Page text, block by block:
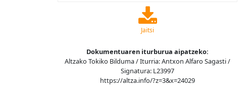
Jaitsi
Dokumentuaren iturburua aipatzeko:
Altzako Tokiko Bilduma / Iturria: Antxon Alfaro Sagasti /
Signatura: L23997
https://altza.info/?z=3&x=24029